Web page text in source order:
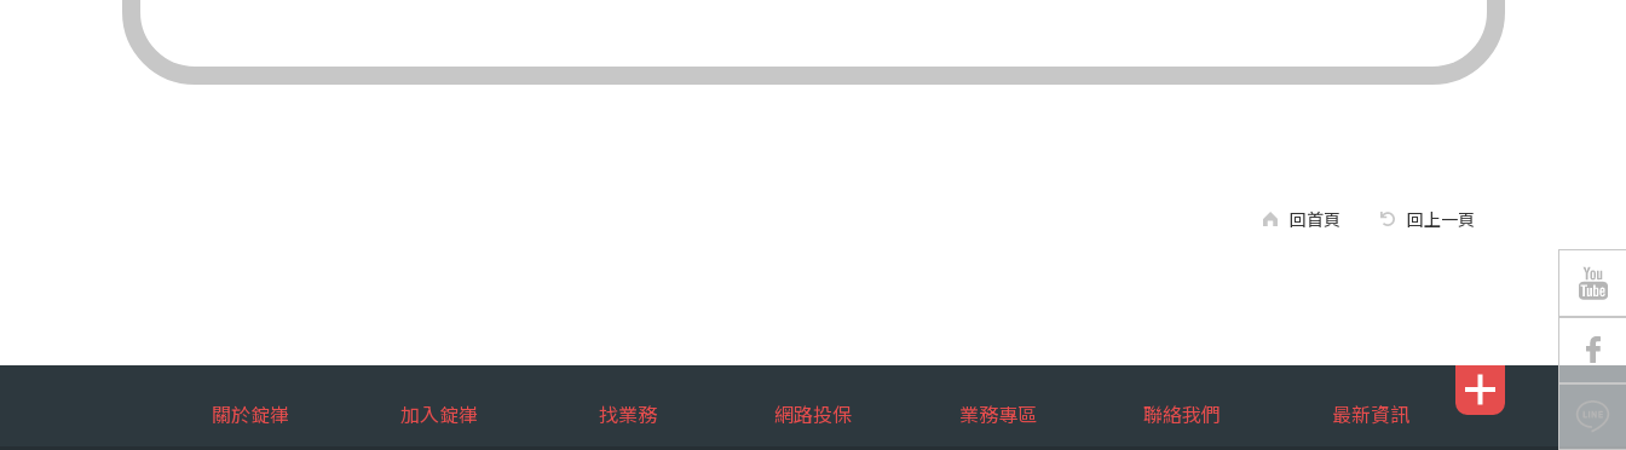
如：台端得自由選擇提供個人資料，惟如不提供或提供不完整時，基於蒐集目的業務之執行，錠嵂公司將有可能延後、提供未完整或
回首頁 回上一頁
關於錠嵂 加入錠嵂 找業務 網路投保 業務專區 聯絡我們 最新資訊